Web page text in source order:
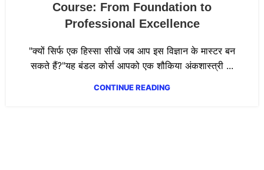
Course: From Foundation to
Professional Excellence
"क्यों सिर्फ एक हिस्सा सीखें जब आप इस विज्ञान के मास्टर बन
सकते हैं?"यह बंडल कोर्स आपको एक शौकिया अंकशास्त्री ...
CONTINUE READING